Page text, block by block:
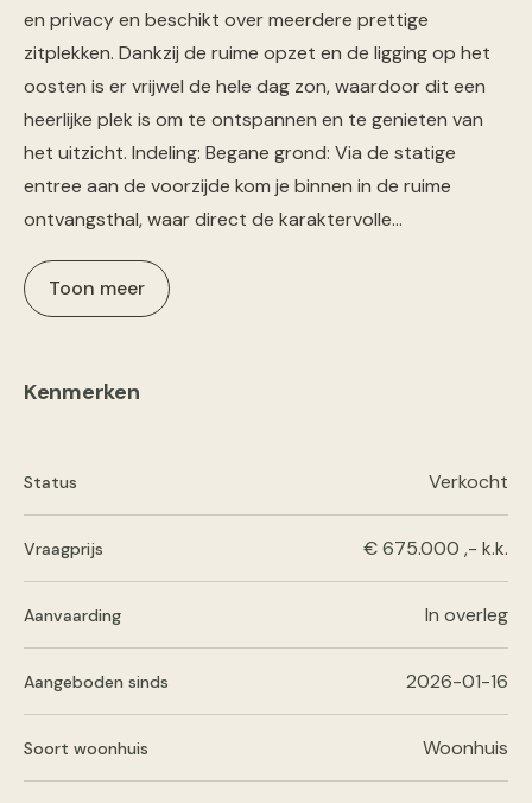
en privacy en beschikt over meerdere prettige
zitplekken. Dankzij de ruime opzet en de ligging op het
oosten is er vrijwel de hele dag zon, waardoor dit een
heerlijke plek is om te ontspannen en te genieten van
het uitzicht. Indeling: Begane grond: Via de statige
entree aan de voorzijde kom je binnen in de ruime
ontvangsthal, waar direct de karaktervolle…
Toon meer
Kenmerken
Status Verkocht
Vraagprijs € 675.000 ,- k.k.
Aanvaarding In overleg
Aangeboden sinds 2026-01-16
Soort woonhuis Woonhuis